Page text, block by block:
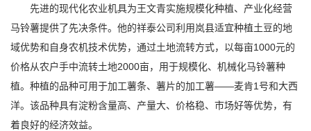
先进的现代化农业机具为王文青实施规模化种植、产业化经营
马铃薯提供了先决条件。他的祥泰公司利用岚县适宜种植土豆的地
域优势和自身农机技术优势，通过土地流转方式，以每亩1000元的
价格从农户手中流转土地2000亩，用于规模化、机械化马铃薯种
植。种植的品种可用于加工薯条、薯片的加工薯——麦肯1号和大西
洋。该品种具有淀粉含量高、产量大、价格稳、市场好等优势，有
着良好的经济效益。